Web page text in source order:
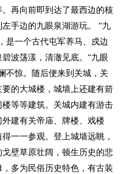
再向前即到达了最西边的核
手边的九眼泉湖游玩。 “九
是一个古代屯军养马、戍边
波荡漾，清澈见底。“九眼
不惊。随后便来到关城，关
的大城楼，城墙上还建有箭
等等建筑。关城内建有游击
建有关帝庙、牌楼、戏楼
一一参观。登上城墙远眺，
壁草原壮阔，顿生历史的悲
多为民俗历史特色，有古装